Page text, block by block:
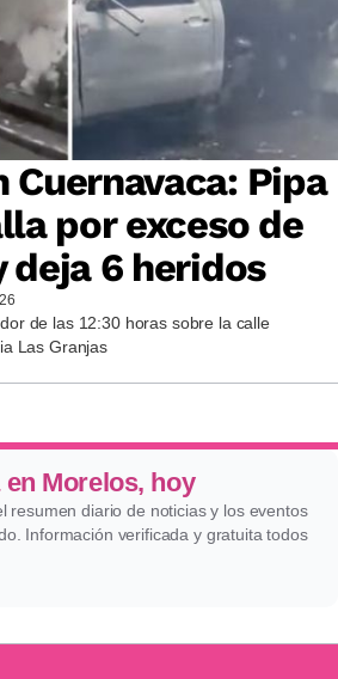
Cuernavaca: Pipa
por exceso de
deja 6 heridos
de las 12:30 horas sobre la calle
Las Granjas
Morelos, hoy
resumen diario de noticias y los eventos
Información verificada y gratuita todos